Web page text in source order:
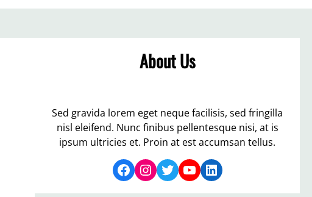
About Us
Sed gravida lorem eget neque facilisis, sed fringilla
nisl eleifend. Nunc finibus pellentesque nisi, at is
ipsum ultricies et. Proin at est accumsan tellus.
Facebook Instagram Twitter YouTube LinkedIn